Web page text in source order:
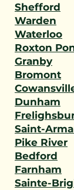
Shefford
Warden
Waterloo
Roxton
Granby
Bromont
Dunham
Saint-
Pike River
Bedford
Farnham
Sainte-